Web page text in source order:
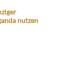
nutzen